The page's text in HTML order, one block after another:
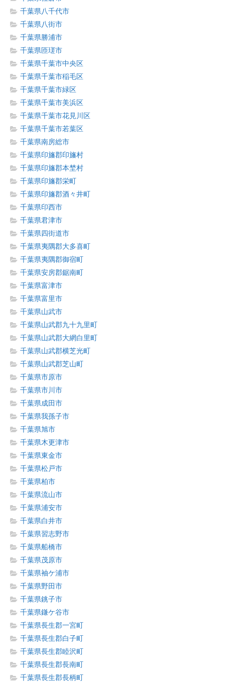
千葉県八千代市
千葉県八街市
千葉県勝浦市
千葉県匝瑳市
千葉県千葉市中央区
千葉県千葉市稲毛区
千葉県千葉市緑区
千葉県千葉市美浜区
千葉県千葉市花見川区
千葉県千葉市若葉区
千葉県南房総市
千葉県印旛郡印旛村
千葉県印旛郡本埜村
千葉県印旛郡栄町
千葉県印旛郡酒々井町
千葉県印西市
千葉県君津市
千葉県四街道市
千葉県夷隅郡大多喜町
千葉県夷隅郡御宿町
千葉県安房郡鋸南町
千葉県富津市
千葉県富里市
千葉県山武市
千葉県山武郡九十九里町
千葉県山武郡大網白里町
千葉県山武郡横芝光町
千葉県山武郡芝山町
千葉県市原市
千葉県市川市
千葉県成田市
千葉県我孫子市
千葉県旭市
千葉県木更津市
千葉県東金市
千葉県松戸市
千葉県柏市
千葉県流山市
千葉県浦安市
千葉県白井市
千葉県習志野市
千葉県船橋市
千葉県茂原市
千葉県袖ケ浦市
千葉県野田市
千葉県銚子市
千葉県鎌ケ谷市
千葉県長生郡一宮町
千葉県長生郡白子町
千葉県長生郡睦沢町
千葉県長生郡長南町
千葉県長生郡長柄町